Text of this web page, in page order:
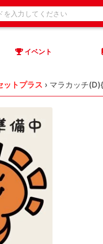
イベント
ットプラス › マラカッチ